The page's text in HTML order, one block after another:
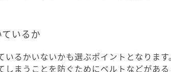
いるか
いるかいないかも選ぶポイントとなります
しまうことを防ぐためにベルトなどがあ